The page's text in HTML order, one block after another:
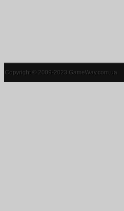
Copyright © 2009-2023 GameWay.com.ua